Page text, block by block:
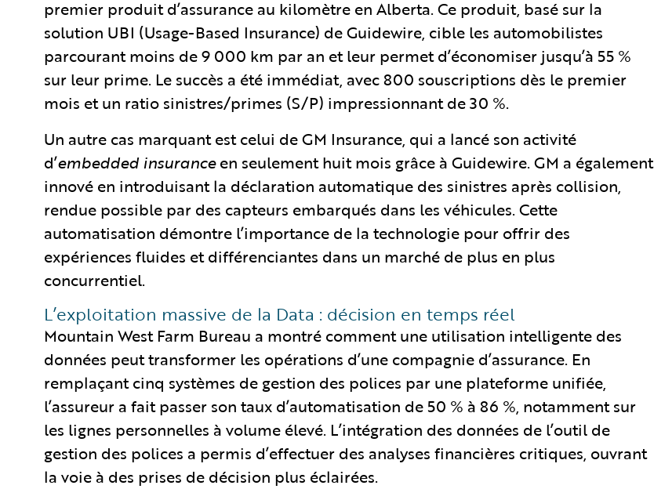
premier produit d’assurance au kilomètre en Alberta. Ce produit, basé sur la
solution UBI (Usage-Based Insurance) de Guidewire, cible les automobilistes
parcourant moins de 9 000 km par an et leur permet d’économiser jusqu’à 55 %
sur leur prime. Le succès a été immédiat, avec 800 souscriptions dès le premier
mois et un ratio sinistres/primes (S/P) impressionnant de 30 %.
Un autre cas marquant est celui de GM Insurance, qui a lancé son activité
d’embedded insuranceen seulement huit mois grâce à Guidewire. GM a également
innové en introduisant la déclaration automatique des sinistres après collision,
rendue possible par des capteurs embarqués dans les véhicules. Cette
automatisation démontre l’importance de la technologie pour offrir des
expériences fluides et différenciantes dans un marché de plus en plus
concurrentiel.
L’exploitation massive de la Data : décision en temps réel
Mountain West Farm Bureau a montré comment une utilisation intelligente des
données peut transformer les opérations d’une compagnie d’assurance. En
remplaçant cinq systèmes de gestion des polices par une plateforme unifiée,
l’assureur a fait passer son taux d’automatisation de 50 % à 86 %, notamment sur
les lignes personnelles à volume élevé. L’intégration des données de l’outil de
gestion des polices a permis d’effectuer des analyses financières critiques, ouvrant
la voie à des prises de décision plus éclairées.